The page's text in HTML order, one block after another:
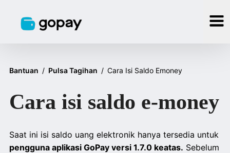
Bantuan / Pulsa Tagihan / Cara Isi Saldo Emoney
Cara isi saldo e-money
Saat ini isi saldo uang elektronik hanya tersedia untuk
pengguna aplikasi GoPay versi 1.7.0 keatas. Sebelum